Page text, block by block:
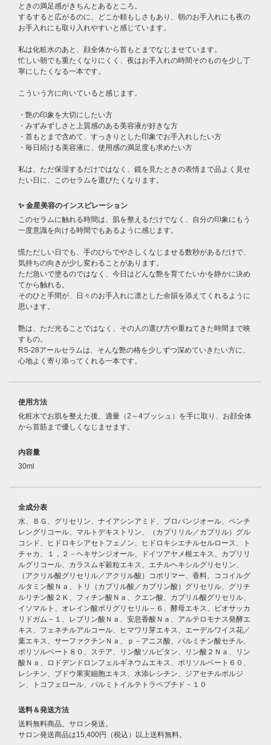
ときの満足感がきちんとあるところ。
するすると広がるのに、どこか頼もしさもあり、朝のお手入れにも夜の
お手入れにも取り入れやすいと感じています。
私は化粧水のあと、顔全体から首もとまでなじませています。
忙しい朝でも重たくなりにくく、夜はお手入れの時間そのものを少し丁
寧にしたくなる一本です。
こういう方に向いていると感じます。
・艶の印象を大切にしたい方
・みずみずしさと上質感のある美容液が好きな方
・首もとまで含めて、すっきりとした印象でお手入れしたい方
・毎日続ける美容液に、使用感の満足度も求めたい方
私は、ただ保湿するだけではなく、鏡を見たときの表情まで品よく見せ
たい日に、このセラムを選びたくなります。
✨ 金星美容のインスピレーション
このセラムに触れる時間は、肌を整えるだけでなく、自分の印象にもう
一度意識を向ける時間でもあるように感じます。
慌ただしい日でも、手のひらでやさしくなじませる数秒があるだけで、
気持ちの向きが少し変わることがあります。
ただ急いで塗るのではなく、今日はどんな艶を育てたいかを静かに決め
てから触れる。
そのひと手間が、日々のお手入れに凛とした余韻を添えてくれるように
思います。
艶は、ただ光ることではなく、その人の選び方や重ねてきた時間まで映
すもの。
RS-28アールセラムは、そんな艶の格を少しずつ深めていきたい方に、
心地よく寄り添ってくれる一本です。
使用方法
化粧水でお肌を整えた後、適量（2～4プッシュ）を手に取り、お顔全体
から首筋まで優しくなじませます。
内容量
30ml
全成分表
水、ＢＧ、グリセリン、ナイアシンアミド、プロパンジオール、ペンチ
レングリコール、マルトデキストリン、（カプリリル／カプリル）グル
コシド、ヒドロキシアセトフェノン、ヒドロキシエチルセルロース、ト
チャカ、１，２－ヘキサンジオール、ドイツアヤメ根エキス、カプリリ
ルグリコール、カラスムギ穀粒エキス、エチルヘキシルグリセリン、
（アクリル酸グリセリル／アクリル酸）コポリマー、香料、ココイルグ
ルタミン酸Ｎａ、トリ（カプリル酸／カプリン酸）グリセリル、グリチ
ルリチン酸２Ｋ、フィチン酸Ｎａ、クエン酸、カプリル酸グリセリル、
イソマルト、オレイン酸ポリグリセリル－６、酵母エキス、ビオサッカ
リドガム－１、レブリン酸Ｎａ、安息香酸Ｎａ、アルテロモナス発酵エ
キス、フェネチルアルコール、ヒマワリ芽エキス、エーデルワイス花／
葉エキス、サーファクチンＮａ、ｐ－アニス酸、パルミチン酸セチル、
ポリソルベート８０、ステア、リン酸ソルビタン、リン酸２Ｎａ、リン
酸Ｎａ、ロドデンドロンフェルギネウムエキス、ポリソルベート６０、
レシチン、ブドウ果実細胞エキス、水添レシチン、ジアセチルボルジ
ン、トコフェロール、パルミトイルテトラペプチド－１０
送料＆発送方法
送料無料商品。サロン発送。
サロン発送商品は15,400円（税込）以上送料無料。